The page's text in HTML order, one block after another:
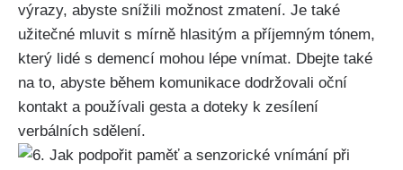
výrazy, abyste snížili možnost zmatení. Je také
užitečné mluvit s mírně hlasitým a příjemným tónem,
který lidé s demencí mohou lépe vnímat. Dbejte také
na to, abyste během komunikace dodržovali oční
kontakt a používali gesta a doteky k zesílení
verbálních sdělení.